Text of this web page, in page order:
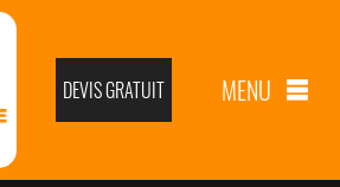
DEVIS GRATUIT MENU